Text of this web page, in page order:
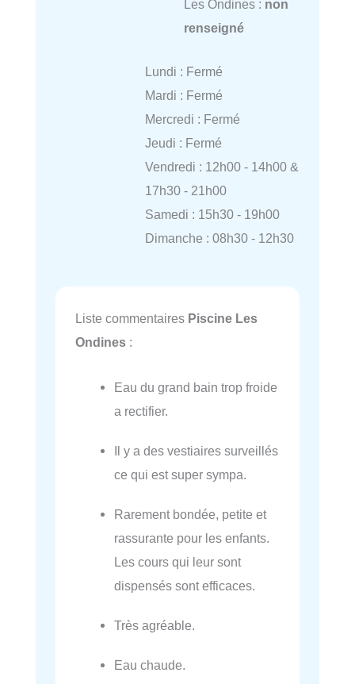
Les Ondines : non
renseigné
Lundi : Fermé
Mardi : Fermé
Mercredi : Fermé
Jeudi : Fermé
Vendredi : 12h00 - 14h00 &
17h30 - 21h00
Samedi : 15h30 - 19h00
Dimanche : 08h30 - 12h30
Liste commentaires Piscine Les
Ondines :
Eau du grand bain trop froide
a rectifier.
Il y a des vestiaires surveillés
ce qui est super sympa.
Rarement bondée, petite et
rassurante pour les enfants.
Les cours qui leur sont
dispensés sont efficaces.
Très agréable.
Eau chaude.